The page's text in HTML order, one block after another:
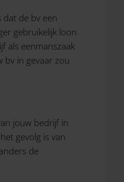
dat de bv een
gebruikelijk loon
als eenmanszaak
bv in gevaar zou
jouw bedrijf in
gevolg is van
de